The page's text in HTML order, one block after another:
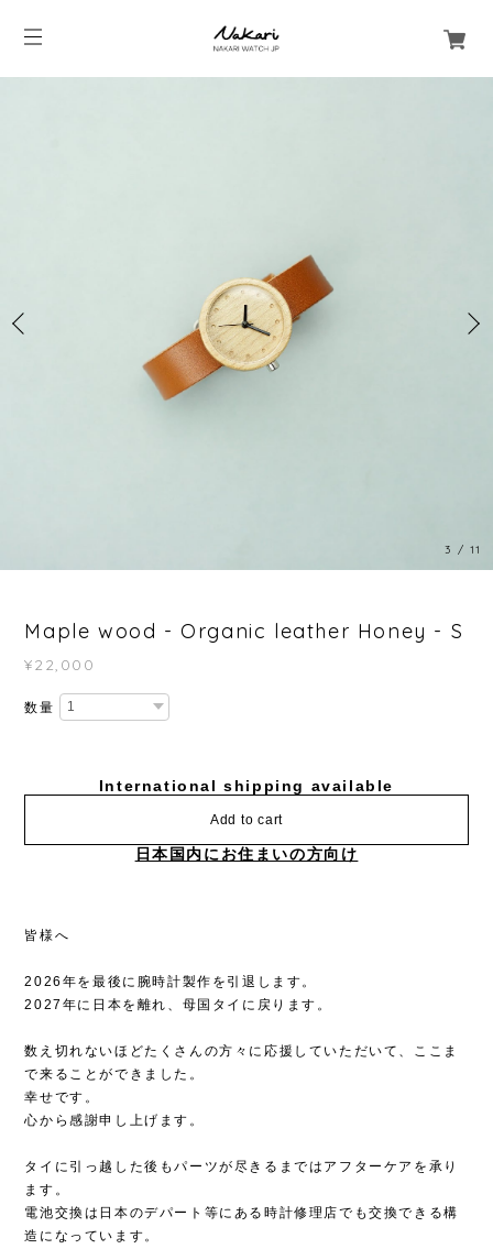
3 / 11
Maple wood - Organic leather Honey - S
¥22,000
数量
International shipping available
Add to cart
日本国内にお住まいの方向け
皆様へ
2026年を最後に腕時計製作を引退します。
2027年に日本を離れ、母国タイに戻ります。
数え切れないほどたくさんの方々に応援していただいて、ここま
で来ることができました。
幸せです。
心から感謝申し上げます。
タイに引っ越した後もパーツが尽きるまではアフターケアを承り
ます。
電池交換は日本のデパート等にある時計修理店でも交換できる構
造になっています。